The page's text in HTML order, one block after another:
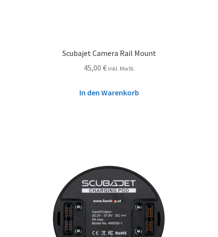
Scubajet Camera Rail Mount
45,00 € inkl. MwSt.
In den Warenkorb